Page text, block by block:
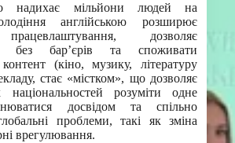
надихає мільйони людей на
англійською розширює
дозволяє
без бар’єрів та споживати
(кіно, музику, літературу
стає «містком», що дозволяє
розуміти одне
досвідом та спільно
проблеми, такі як зміна
врегулювання.